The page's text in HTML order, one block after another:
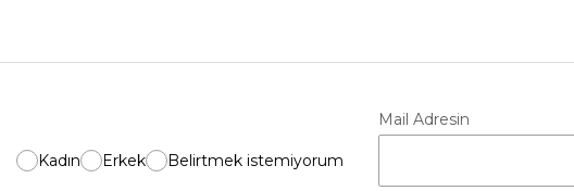
Kadın Erkek Belirtmek istemiyorum
Mail Adresin